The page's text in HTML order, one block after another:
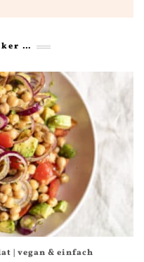
…
| vegan & einfach